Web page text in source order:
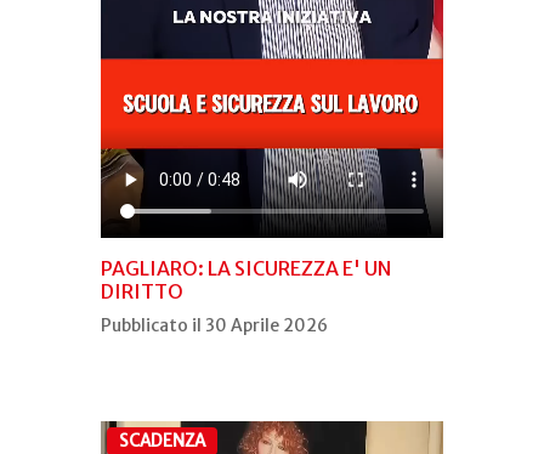
PAGLIARO: LA SICUREZZA E' UN
DIRITTO
Pubblicato il 30 Aprile 2026
SCADENZA